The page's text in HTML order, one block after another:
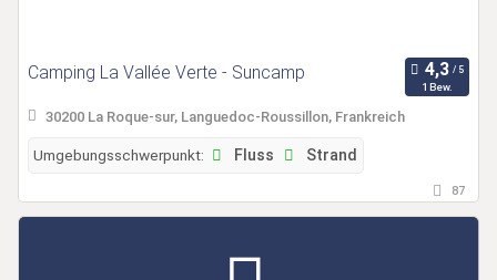
Camping La Vallée Verte - Suncamp
1 Bew.
30200 La Roque-sur, Languedoc-Roussillon, Frankreich
Umgebungsschwerpunkt: Fluss Strand
87